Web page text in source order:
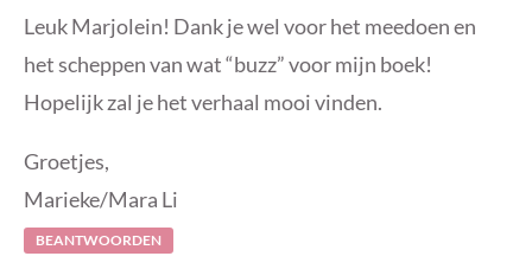
Leuk Marjolein! Dank je wel voor het meedoen en
het scheppen van wat “buzz” voor mijn boek!
Hopelijk zal je het verhaal mooi vinden.
Groetjes,
Marieke/Mara Li
BEANTWOORDEN